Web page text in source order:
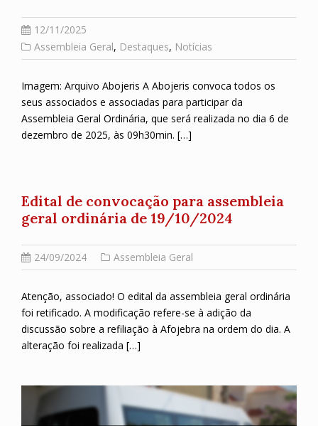
12/11/2025
Assembleia Geral, Destaques, Notícias
Imagem: Arquivo Abojeris A Abojeris convoca todos os
seus associados e associadas para participar da
Assembleia Geral Ordinária, que será realizada no dia 6 de
dezembro de 2025, às 09h30min. […]
Edital de convocação para assembleia
geral ordinária de 19/10/2024
24/09/2024 Assembleia Geral
Atenção, associado! O edital da assembleia geral ordinária
foi retificado. A modificação refere-se à adição da
discussão sobre a refiliação à Afojebra na ordem do dia. A
alteração foi realizada […]